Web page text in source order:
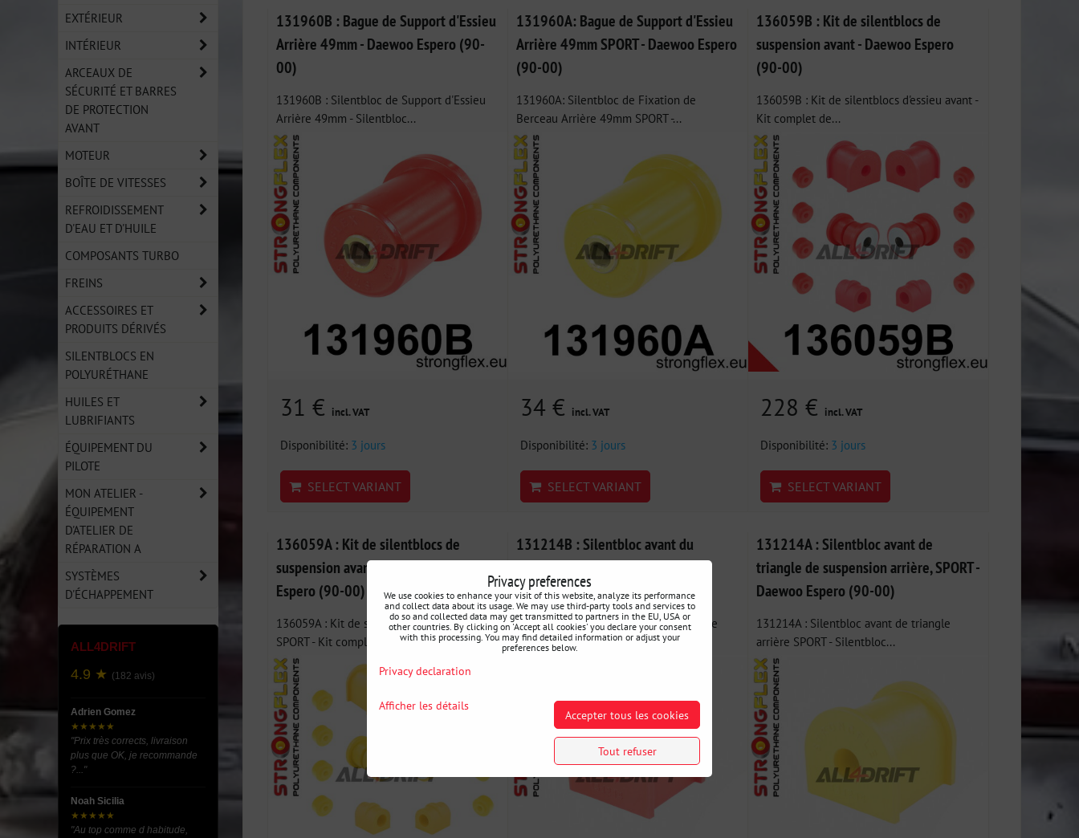
131960B : Bague de Support d'Essieu
Arrière 49mm - Daewoo Espero (90-
00)
131960B : Silentbloc de Support d'Essieu
Arrière 49mm - Silentbloc...
31 € incl. VAT
Disponibilité: 3 jours
SELECT VARIANT
131960A: Bague de Support d'Essieu
Arrière 49mm SPORT - Daewoo Espero
(90-00)
131960A: Silentbloc de Fixation de
Berceau Arrière 49mm SPORT -...
34 € incl. VAT
Disponibilité: 3 jours
SELECT VARIANT
136059B : Kit de silentblocs de
suspension avant - Daewoo Espero
(90-00)
136059B : Kit de silentblocs d'essieu avant -
Kit complet de...
228 € incl. VAT
Disponibilité: 3 jours
SELECT VARIANT
136059A : Kit de silentblocs de
suspension avant SPORT - Daewoo
Espero (90-00)
136059A : Kit de silentblocs d'essieu avant
SPORT - Kit complet de...
131214B : Silentbloc avant du
triangle de suspension arrière -
Daewoo Espero (90-00)
131214B : Silentbloc arrière de triangle
avant - Silentbloc en...
131214A : Silentbloc avant de
triangle de suspension arrière, SPORT -
Daewoo Espero (90-00)
131214A : Silentbloc avant de triangle
arrière SPORT - Silentbloc...
EXTÉRIEUR
INTÉRIEUR
ARCEAUX DE
SÉCURITÉ ET BARRES
DE PROTECTION
AVANT
MOTEUR
BOÎTE DE VITESSES
REFROIDISSEMENT
D'EAU ET D'HUILE
COMPOSANTS TURBO
FREINS
ACCESSOIRES ET
PRODUITS DÉRIVÉS
SILENTBLOCS EN
POLYURÉTHANE
HUILES ET
LUBRIFIANTS
ÉQUIPEMENT DU
PILOTE
MON ATELIER -
ÉQUIPEMENT
D'ATELIER DE
RÉPARATION A
SYSTÈMES
D'ÉCHAPPEMENT
ALL4DRIFT
4.9 ★ (182 avis)
Adrien Gomez
★★★★★
"Prix très corrects, livraison
plus que OK, je recommande
?..."
Noah Sicilia
★★★★★
"Au top comme d habitude,
Privacy preferences
We use cookies to enhance your visit of this website, analyze its performance
and collect data about its usage. We may use third-party tools and services to
do so and collected data may get transmitted to partners in the EU, USA or
other countries. By clicking on 'Accept all cookies' you declare your consent
with this processing. You may find detailed information or adjust your
preferences below.
Privacy declaration
Afficher les détails
Accepter tous les cookies
Tout refuser